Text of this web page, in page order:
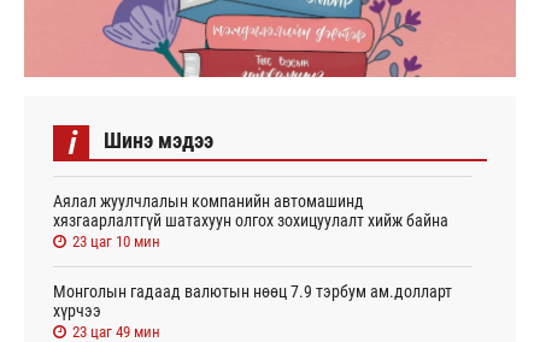
i Шинэ мэдээ
Аялал жуулчлалын компанийн автомашинд
хязгаарлалтгүй шатахуун олгох зохицуулалт хийж байна
23 цаг 10 мин
Монголын гадаад валютын нөөц 7.9 тэрбум ам.долларт
хүрчээ
23 цаг 49 мин